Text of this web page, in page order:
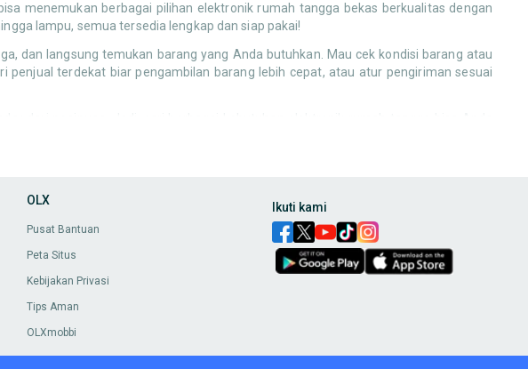
menemukan berbagai pilihan elektronik rumah tangga bekas berkualitas dengan
lampu, semua tersedia lengkap dan siap pakai!
dan langsung temukan barang yang Anda butuhkan. Mau cek kondisi barang atau
penjual terdekat biar pengambilan barang lebih cepat, atau atur pengiriman sesuai
rumah tangga lainnya di OLX
masih fungsional dan layak pakai. Dari perkakas tangan, sisa keramik, hingga kabel
dan layak pakai di OLX. Dari perkakas tangan, sisa keramik, hingga kabel
mahal.
hari, atau mencari lampu taman bekas untuk melengkapi suasana. Banyak barang
membeli baru, sehingga serasi dengan barang-barang berkualitas yang Anda
masih banyak kebutuhan rumah tangga lainnya yang bisa Anda temukan di OLX
OLX
Pusat Bantuan
Peta Situs
Kebijakan Privasi
Tips Aman
OLXmobbi
Ikuti kami